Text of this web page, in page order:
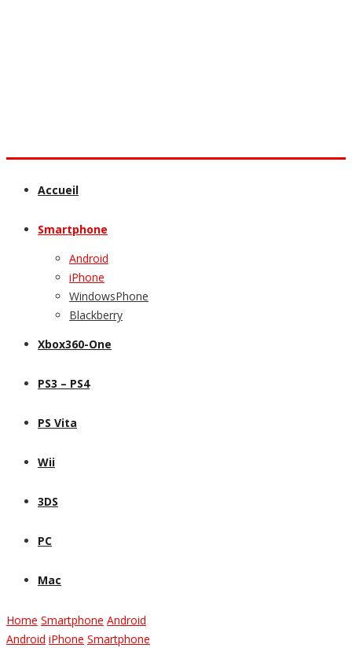
Accueil
Smartphone
Android
iPhone
WindowsPhone
Blackberry
Xbox360-One
PS3 – PS4
PS Vita
Wii
3DS
PC
Mac
Home Smartphone Android
Android iPhone Smartphone